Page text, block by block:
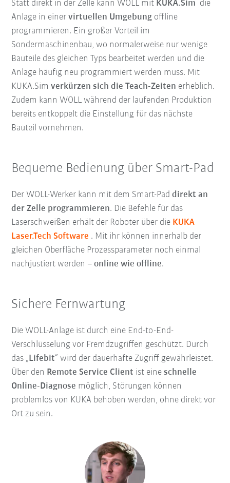
Statt direkt in der Zelle kann WOLL mit KUKA.Sim die
Anlage in einervirtuellen Umgebung offline
programmieren. Ein großer Vorteil im
Sondermaschinenbau, wo normalerweise nur wenige
Bauteile des gleichen Typs bearbeitet werden und die
Anlage häufig neu programmiert werden muss. Mit
KUKA.Simverkürzen sich die Teach-Zeiten erheblich.
Zudem kann WOLL während der laufenden Produktion
bereits entkoppelt die Einstellung für das nächste
Bauteil vornehmen.
Bequeme Bedienung über Smart-Pad
Der WOLL-Werker kann mit dem Smart-Paddirekt an
der Zelle programmieren. Die Befehle für das
Laserschweißen erhält der Roboter über die KUKA
Laser.Tech Software . Mit ihr können innerhalb der
gleichen Oberfläche Prozessparameter noch einmal
nachjustiert werden –online wie offline.
Sichere Fernwartung
Die WOLL-Anlage ist durch eine End-to-End-
Verschlüsselung vor Fremdzugriffen geschützt. Durch
das „Lifebit“ wird der dauerhafte Zugriff gewährleistet.
Über den Remote Service Client ist eineschnelle
Online-Diagnose möglich, Störungen können
problemlos von KUKA behoben werden, ohne direkt vor
Ort zu sein.